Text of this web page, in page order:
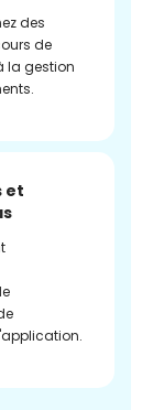
des
de
la gestion
et